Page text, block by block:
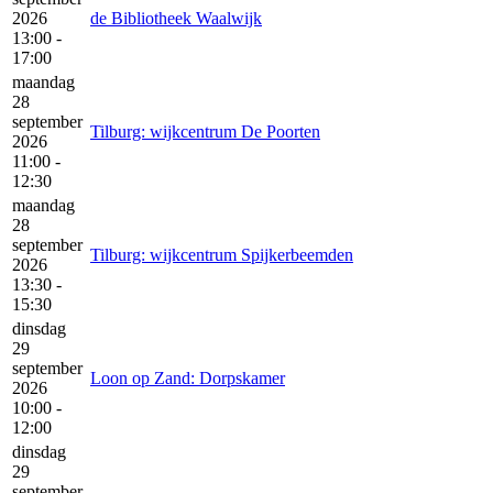
2026
13:00 -
17:00
de Bibliotheek Waalwijk
maandag
28
september
2026
11:00 -
12:30
Tilburg: wijkcentrum De Poorten
maandag
28
september
2026
13:30 -
15:30
Tilburg: wijkcentrum Spijkerbeemden
dinsdag
29
september
2026
10:00 -
12:00
Loon op Zand: Dorpskamer
dinsdag
29